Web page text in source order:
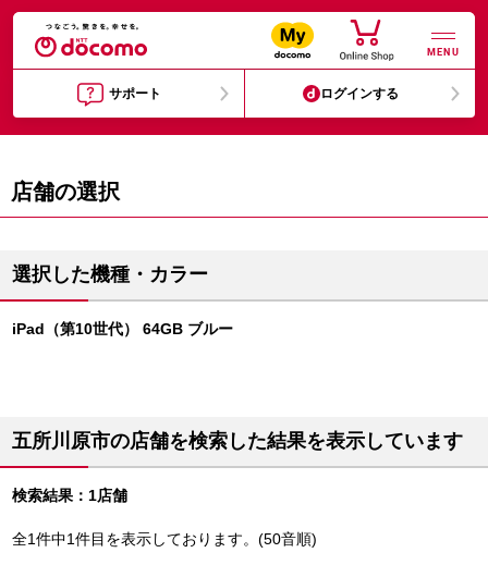
MENU
サポート ログインする
店舗の選択
選択した機種・カラー
iPad（第10世代） 64GB ブルー
五所川原市の店舗を検索した結果を表示しています
検索結果：1店舗
全1件中1件目を表示しております。(50音順)